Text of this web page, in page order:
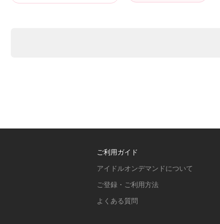
ご利用ガイド
アイドルオンデマンドについて
ご登録・ご利用方法
よくある質問